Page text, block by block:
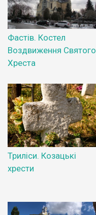
Фастів. Костел
Воздвиження Святого
Хреста
Триліси. Козацькі
хрести